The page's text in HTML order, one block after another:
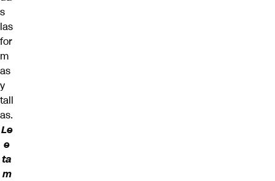
s
las
for
m
as
y
tall
as.
Le
e
ta
m